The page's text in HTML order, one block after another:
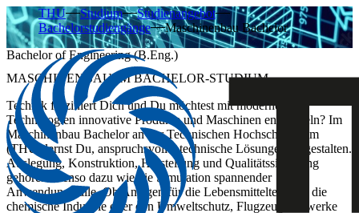
THU Studium
Studienangebot
Bachelorstudiengänge
Maschinenbau Bachelor
Bachelor of Engineering (B.Eng.)
MASCHINENBAU IM BACHELOR-STUDIUM
Technik fasziniert Dich und Du möchtest mit modernen
Technologien innovative Produkte und Maschinen entwickeln? Im
Maschinenbau Bachelor an der Technischen Hochschule Ulm
(THU) lernst Du, anspruchsvolle, technische Lösungen zu gestalten.
Auslegung, Konstruktion, Herstellung und Qualitätssicherung
gehören ebenso dazu wie die Simulation spannender
Anwendungsfälle. Ob Anlagen für die Lebensmitteltechnik, die
chemische Industrie oder den Umweltschutz, Flugzeugtriebwerke